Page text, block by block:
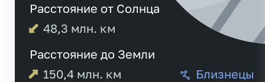
Расстояние от Солнца
48,3 млн. км
Расстояние до Земли
150,4 млн. км Близнецы